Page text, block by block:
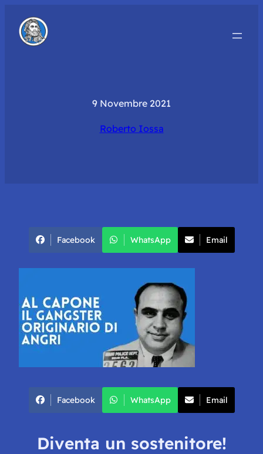
9 Novembre 2021
Roberto Iossa
Facebook WhatsApp Email
Facebook WhatsApp Email
Diventa un sostenitore!